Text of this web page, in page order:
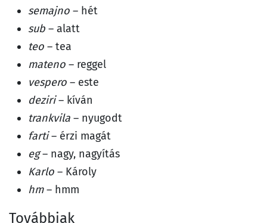
semajno – hét
sub – alatt
teo – tea
mateno – reggel
vespero – este
deziri– kíván
trankvila – nyugodt
farti– érzi magát
eg– nagy, nagyítás
Karlo – Károly
hm– hmm
Továbbiak